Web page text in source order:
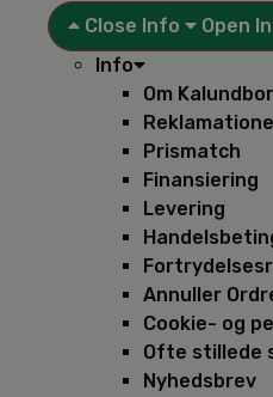
Close Info
Open
Info
Om
Prismatch
Finansiering
Levering
Annuller
Cookie- og
Ofte stillede
Nyhedsbrev